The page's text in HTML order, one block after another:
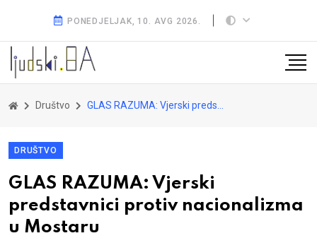
PONEDJELJAK, 10. AVG 2026.
Društvo GLAS RAZUMA: Vjerski predstavnici protiv nacionalizma u Mostaru
DRUŠTVO
GLAS RAZUMA: Vjerski
predstavnici protiv nacionalizma
u Mostaru